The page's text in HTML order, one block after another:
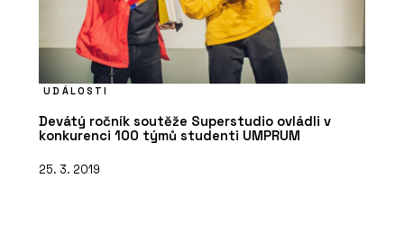
UDÁLOSTI
Devátý ročník soutěže Superstudio ovládli v
konkurenci 100 týmů studenti UMPRUM
25. 3. 2019